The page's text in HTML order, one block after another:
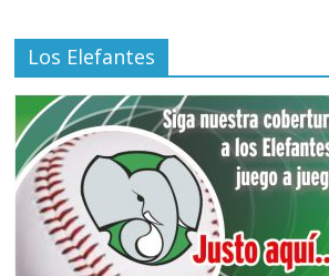
Los Elefantes